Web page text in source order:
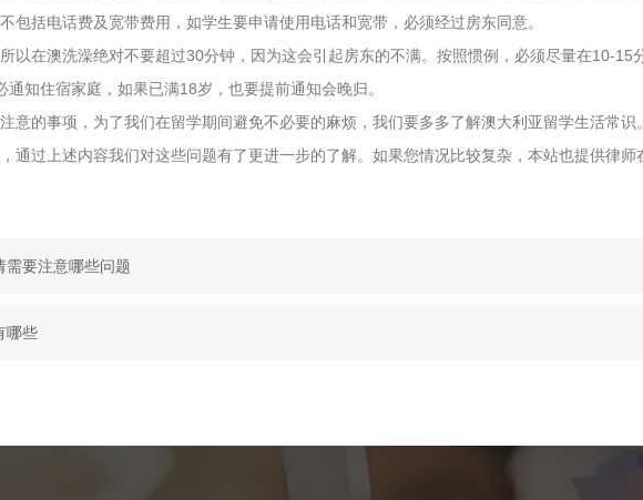
包括电话费及宽带费用，如学生要申请使用电话和宽带，必须经过房东同意。
以在澳洗澡绝对不要超过30分钟，因为这会引起房东的不满。按照惯例，必须尽量在10-
知住宿家庭，如果已满18岁，也要提前通知会晚归。
意的事项，为了我们在留学期间避免不必要的麻烦，我们要多多了解澳大利亚留学生活常识。
通过上述内容我们对这些问题有了更进一步的了解。如果您情况比较复杂，本站也提供律师
需要注意哪些问题
哪些